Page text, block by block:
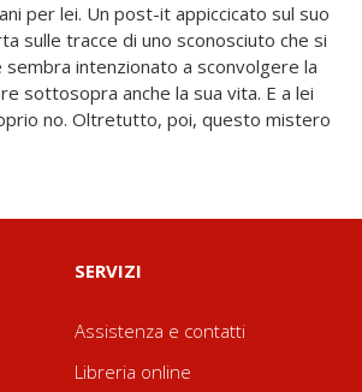
per lei. Un post-it appiccicato sul suo
sulle tracce di uno sconosciuto che si
sembra intenzionato a sconvolgere la
sottosopra anche la sua vita. E a lei
no. Oltretutto, poi, questo mistero
primo romanzo di Alice Oseman
onesto sull'esistenza di una
e comunque trova un modo per
SERVIZI
Assistenza e contatti
Libreria online